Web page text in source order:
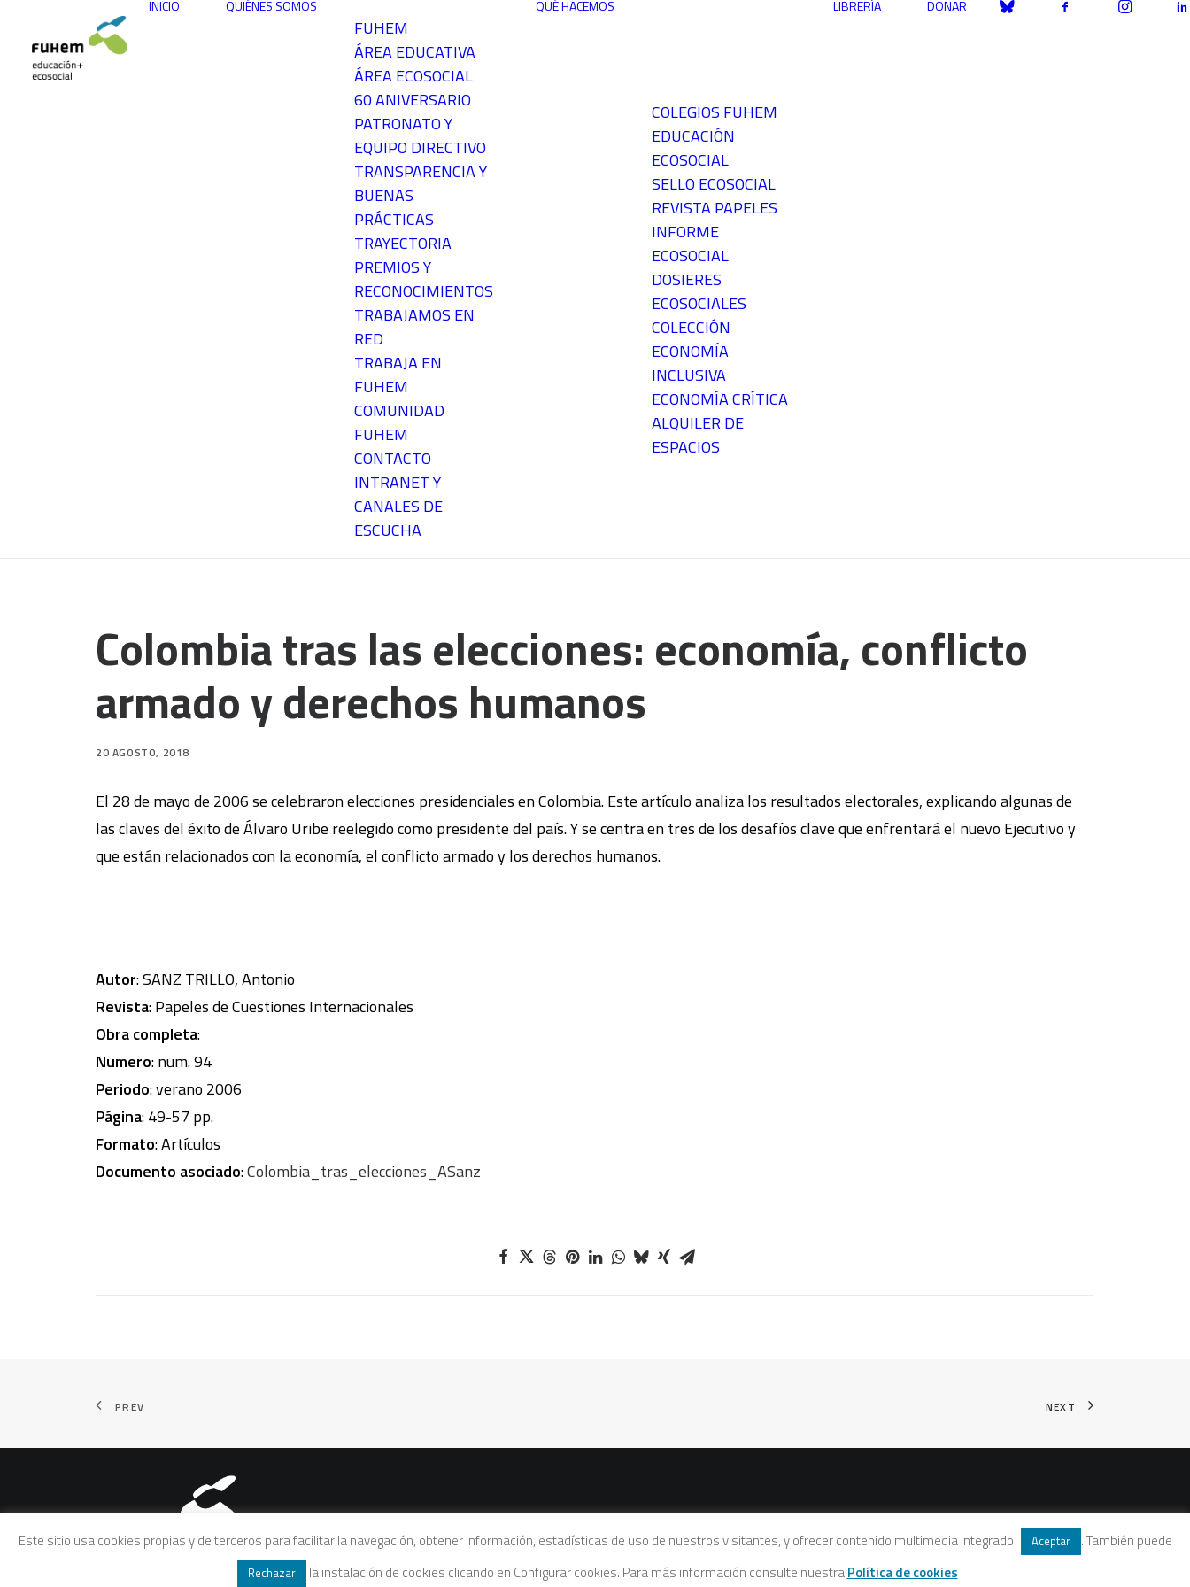
INICIO QUIÉNES SOMOS
FUHEM
ÁREA EDUCATIVA
ÁREA ECOSOCIAL
60 ANIVERSARIO
PATRONATO Y
EQUIPO DIRECTIVO
TRANSPARENCIA Y
BUENAS
PRÁCTICAS
TRAYECTORIA
PREMIOS Y
RECONOCIMIENTOS
TRABAJAMOS EN
RED
TRABAJA EN
FUHEM
COMUNIDAD
FUHEM
CONTACTO
INTRANET Y
CANALES DE
ESCUCHA
QUÉ HACEMOS
COLEGIOS FUHEM
EDUCACIÓN
ECOSOCIAL
SELLO ECOSOCIAL
REVISTA PAPELES
INFORME
ECOSOCIAL
DOSIERES
ECOSOCIALES
COLECCIÓN
ECONOMÍA
INCLUSIVA
ECONOMÍA CRÍTICA
ALQUILER DE
ESPACIOS
LIBRERÍA DONAR
Colombia tras las elecciones: economía, conflicto
armado y derechos humanos
20 AGOSTO, 2018
El 28 de mayo de 2006 se celebraron elecciones presidenciales en Colombia. Este artículo analiza los resultados electorales, explicando algunas de
las claves del éxito de Álvaro Uribe reelegido como presidente del país. Y se centra en tres de los desafíos clave que enfrentará el nuevo Ejecutivo y
que están relacionados con la economía, el conflicto armado y los derechos humanos.
Autor: SANZ TRILLO, Antonio
Revista: Papeles de Cuestiones Internacionales
Obra completa:
Numero: num. 94
Periodo: verano 2006
Página: 49-57 pp.
Formato: Artículos
Documento asociado:Colombia_tras_elecciones_ASanz
PREV NEXT
Aviso legal|Política de privacidad|Política de cookies|Condiciones legales de venta
Este sitio usa cookies propias y de terceros para facilitar la navegación, obtener información, estadísticas de uso de nuestros visitantes, y ofrecer contenido multimedia integrado Aceptar . También puede
Rechazar la instalación de cookies clicando en Configurar cookies. Para más información consulte nuestraPolítica de cookies